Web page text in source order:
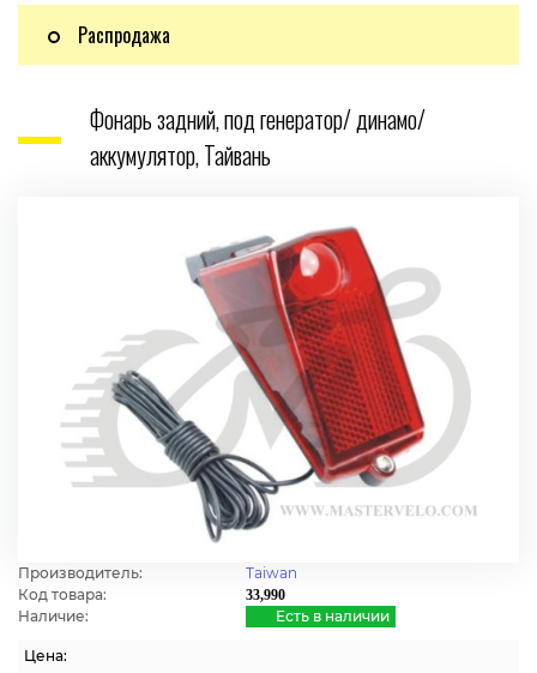
Распродажа
Фонарь задний, под генератор/ динамо/
аккумулятор, Тайвань
Производитель:
Taiwan
Код товара:
33,990
Наличие: Есть в наличии
Цена: